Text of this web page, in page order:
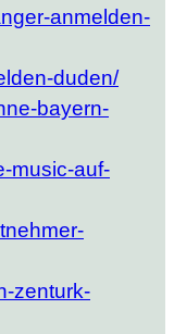
anmelden-
duden/
bayern-
music-auf-
zenturk-